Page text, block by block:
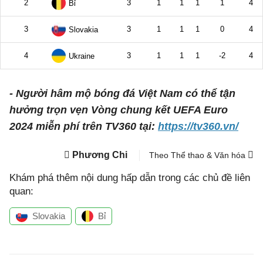
- Người hâm mộ bóng đá Việt Nam có thể tận
hưởng trọn vẹn Vòng chung kết UEFA Euro
2024 miễn phí trên TV360 tại: https://tv360.vn/
Phương Chi Theo Thể thao & Văn hóa
Khám phá thêm nội dung hấp dẫn trong các chủ đề liên
quan:
Slovakia Bỉ